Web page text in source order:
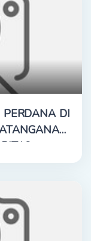
PERDANA DI